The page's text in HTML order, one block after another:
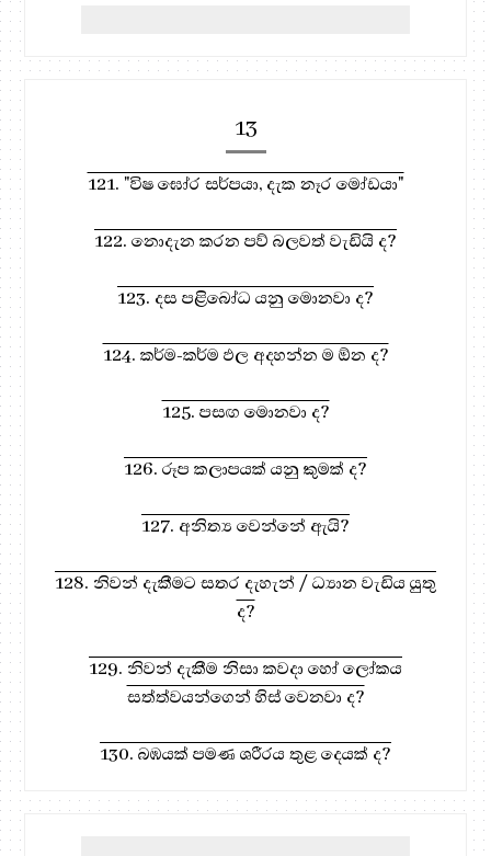
13
121. "විෂ ඝෝර සර්පයා, දැක නෑර මෝඩයා"
122. නොදැන කරන පව් බලවත් වැඩියි ද?
123. දස පළිබෝධ යනු මොනවා ද?
124. කර්ම-කර්ම ඵල අදහන්න ම ඕන ද?
125. පසඟ මොනවා ද?
126. රූප කලාපයක් යනු කුමක් ද?
127. අනිත්‍ය වෙන්නේ ඇයි?
128. නිවන් දැකීමට සතර දැහැන් / ධ්‍යාන වැඩිය යුතු
ද?
129. නිවන් දැකීම නිසා කවදා හෝ ලෝකය
සත්ත්වයන්ගෙන් හිස් වෙනවා ද?
130. බඹයක් පමණ ශරීරය තුළ දෙයක් ද?